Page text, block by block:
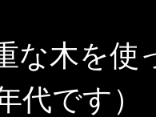
な木を
代です）